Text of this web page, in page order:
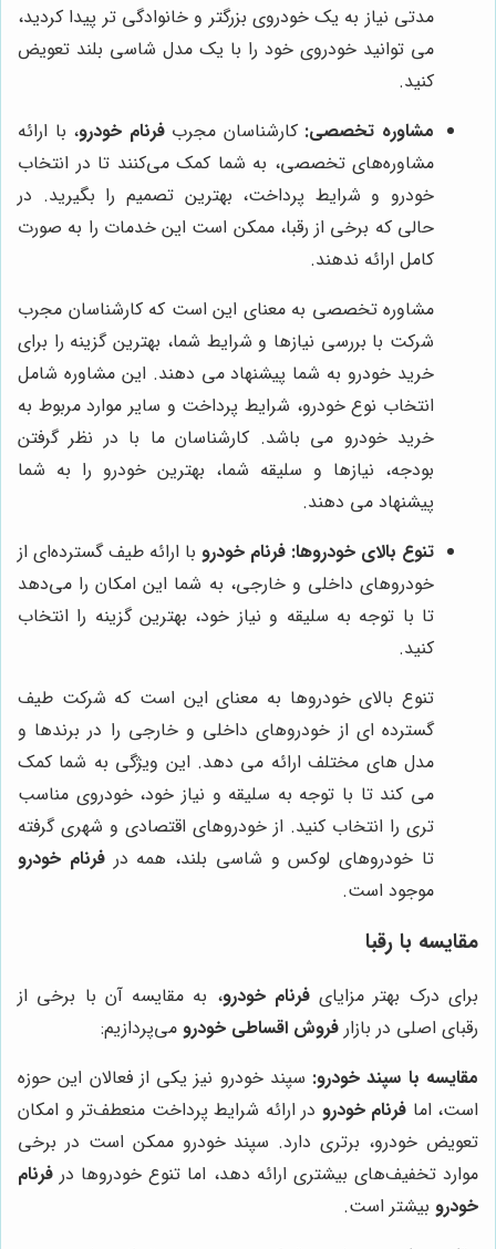
مدتی نیاز به یک خودروی بزرگتر و خانوادگی تر پیدا کردید،
می توانید خودروی خود را با یک مدل شاسی بلند تعویض
کنید.
مشاوره تخصصی: کارشناسان مجربفرنام خودرو، با ارائه
مشاوره‌های تخصصی، به شما کمک می‌کنند تا در انتخاب
خودرو و شرایط پرداخت، بهترین تصمیم را بگیرید. در
حالی که برخی از رقبا، ممکن است این خدمات را به صورت
کامل ارائه ندهند.
مشاوره تخصصی به معنای این است که کارشناسان مجرب
شرکت با بررسی نیازها و شرایط شما، بهترین گزینه را برای
خرید خودرو به شما پیشنهاد می دهند. این مشاوره شامل
انتخاب نوع خودرو، شرایط پرداخت و سایر موارد مربوط به
خرید خودرو می باشد. کارشناسان ما با در نظر گرفتن
بودجه، نیازها و سلیقه شما، بهترین خودرو را به شما
پیشنهاد می دهند.
تنوع بالای خودروها: فرنام خودرو با ارائه طیف گسترده‌ای از
خودروهای داخلی و خارجی، به شما این امکان را می‌دهد
تا با توجه به سلیقه و نیاز خود، بهترین گزینه را انتخاب
کنید.
تنوع بالای خودروها به معنای این است که شرکت طیف
گسترده ای از خودروهای داخلی و خارجی را در برندها و
مدل های مختلف ارائه می دهد. این ویژگی به شما کمک
می کند تا با توجه به سلیقه و نیاز خود، خودروی مناسب
تری را انتخاب کنید. از خودروهای اقتصادی و شهری گرفته
تا خودروهای لوکس و شاسی بلند، همه درفرنام خودرو
موجود است.
مقایسه با رقبا
برای درک بهتر مزایایفرنام خودرو، به مقایسه آن با برخی از
رقبای اصلی در بازار فروش اقساطی خودرو می‌پردازیم:
مقایسه با سپند خودرو: سپند خودرو نیز یکی از فعالان این حوزه
است، اما فرنام خودرو در ارائه شرایط پرداخت منعطف‌تر و امکان
تعویض خودرو، برتری دارد. سپند خودرو ممکن است در برخی
موارد تخفیف‌های بیشتری ارائه دهد، اما تنوع خودروها در فرنام
خودرو بیشتر است.